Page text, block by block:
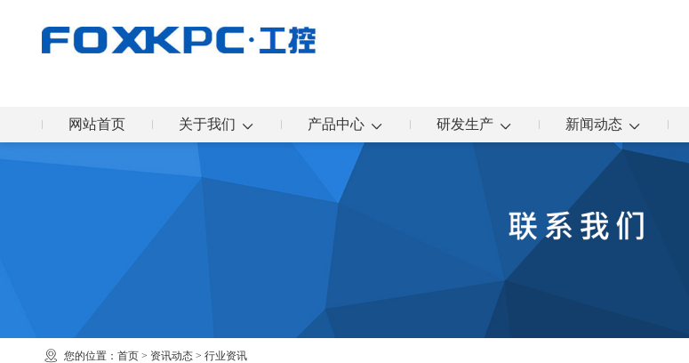
网站首页 关于我们 产品中心 研发生产 新闻动态
您的位置： 首页 > 资讯动态 > 行业资讯